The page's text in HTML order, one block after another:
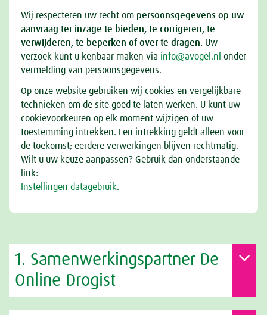
Wij respecteren uw recht om persoonsgegevens op uw
aanvraag ter inzage te bieden, te corrigeren, te
verwijderen, te beperken of over te dragen. Uw
verzoek kunt u kenbaar maken via info@avogel.nl onder
vermelding van persoonsgegevens.
Op onze website gebruiken wij cookies en vergelijkbare
technieken om de site goed te laten werken. U kunt uw
cookievoorkeuren op elk moment wijzigen of uw
toestemming intrekken. Een intrekking geldt alleen voor
de toekomst; eerdere verwerkingen blijven rechtmatig.
Wilt u uw keuze aanpassen? Gebruik dan onderstaande
link:
Instellingen datagebruik.
1. Samenwerkingspartner De
Online Drogist